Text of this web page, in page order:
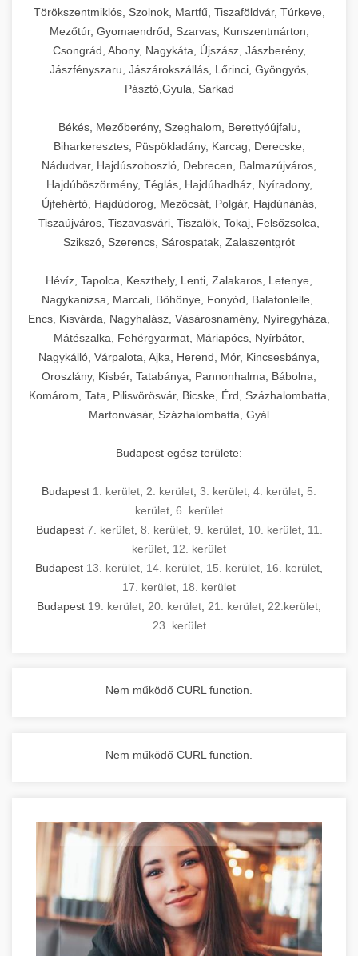
Minden, ami szükséges éttermi és catering
műveletekhez.
chef-iparikonyhagepek.hu
kereskedelmi konyhai megoldások
Törökszentmiklós, Szolnok, Martfű, Tiszaföldvár, Túrkeve,
Mezőtúr, Gyomaendrőd, Szarvas, Kunszentmárton,
Csongrád, Abony, Nagykáta, Újszász, Jászberény,
Jászfényszaru, Jászárokszállás, Lőrinci, Gyöngyös,
Pásztó,Gyula, Sarkad
Békés, Mezőberény, Szeghalom, Berettyóújfalu,
Biharkeresztes, Püspökladány, Karcag, Derecske,
Nádudvar, Hajdúszoboszló, Debrecen, Balmazújváros,
Hajdúböszörmény, Téglás, Hajdúhadház, Nyíradony,
Újfehértó, Hajdúdorog, Mezőcsát, Polgár, Hajdúnánás,
Tiszaújváros, Tiszavasvári, Tiszalök, Tokaj, Felsőzsolca,
Szikszó, Szerencs, Sárospatak, Zalaszentgrót
Hévíz, Tapolca, Keszthely, Lenti, Zalakaros, Letenye,
Nagykanizsa, Marcali, Böhönye, Fonyód, Balatonlelle,
Encs, Kisvárda, Nagyhalász, Vásárosnamény, Nyíregyháza,
Mátészalka, Fehérgyarmat, Máriapócs, Nyírbátor,
Nagykálló, Várpalota, Ajka, Herend, Mór, Kincsesbánya,
Oroszlány, Kisbér, Tatabánya, Pannonhalma, Bábolna,
Komárom, Tata, Pilisvörösvár, Bicske, Érd, Százhalombatta,
Martonvásár, Százhalombatta, Gyál
Budapest egész területe:
Budapest 1. kerület 2. kerület 3. kerület 4. kerület 5.
kerület 6. kerület
Budapest 7. kerület, 8. kerület, 9. kerület, 10. kerület, 11.
kerület 12. kerület
Budapest 13. kerület 14. kerület 15. kerület 16. kerület
17. kerület 18. kerület
Budapest 19. kerület 20. kerület 21. kerület 22.kerület
23. kerület
Nem működő CURL function.
Nem működő CURL function.